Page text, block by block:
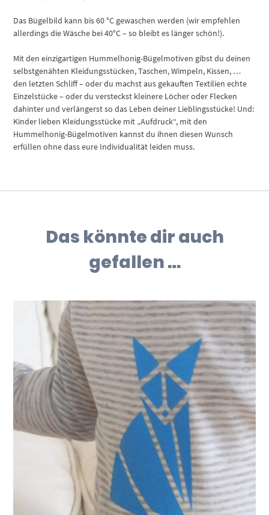
Das Bügelbild kann bis 60 °C gewaschen werden (wir empfehlen
allerdings die Wäsche bei 40°C – so bleibt es länger schön!).
Mit den einzigartigen Hummelhonig-Bügelmotiven gibst du deinen
selbstgenähten Kleidungsstücken, Taschen, Wimpeln, Kissen, …
den letzten Schliff – oder du machst aus gekauften Textilien echte
Einzelstücke – oder du versteckst kleinere Löcher oder Flecken
dahinter und verlängerst so das Leben deiner Lieblingsstücke! Und:
Kinder lieben Kleidungsstücke mit „Aufdruck“, mit den
Hummelhonig-Bügelmotiven kannst du ihnen diesen Wunsch
erfüllen ohne dass eure Individualität leiden muss.
Das könnte dir auch
gefallen …